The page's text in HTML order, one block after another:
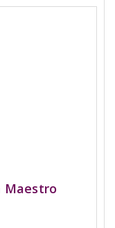
Maestro